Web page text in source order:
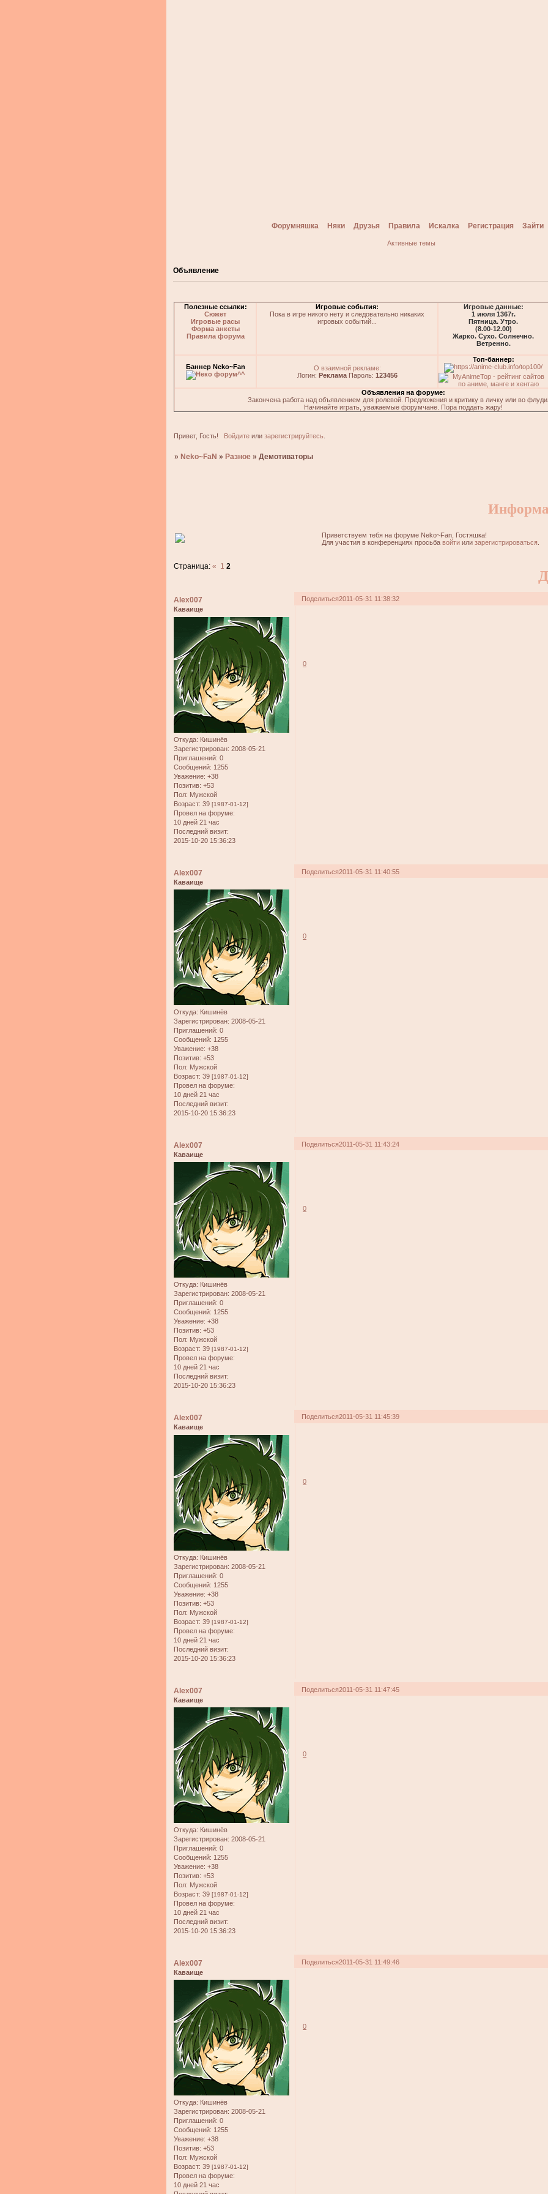
Форумняшка Няки Друзья Правила Искалка Регистрация Зайти
Активные темы
Объявление
Полезные ссылки:
Сюжет
Игровые расы
Форма анкеты
Правила форума
Игровые события:
Пока в игре никого нету и следовательно никаких
игровых событий...
Игровые данные:
1 июля 1367г.
Пятница. Утро.
(8.00-12.00)
Жарко. Сухо. Солнечно.
Ветренно.
Баннер Neko~Fan
О взаимной рекламе:
Логин: РекламаПароль: 123456
Топ-баннер:
Объявления на форуме:
Закончена работа над объявлением для ролевой. Предложения и критику в личку или во
Начинайте играть, уважаемые форумчане. Пора поддать жару!
Привет, Гость! Войдитеили зарегистрируйтесь.
» Neko~FaN » Разное »Демотиваторы
Приветствуем тебя на форуме Neko~Fan, Гостяшка!
Для участия в конференциях просьба войти или зарегистрироваться
Страница:« 1 2
Поделиться2011-05-31 11:38:32
Alex007
Каваище
Откуда: Кишинёв
Зарегистрирован: 2008-05-21
Приглашений: 0
Сообщений: 1255
Уважение: +38
Позитив: +53
Пол: Мужской
Возраст: 39 [1987-01-12]
Провел на форуме:
10 дней 21 час
Последний визит:
2015-10-20 15:36:23
0
Поделиться2011-05-31 11:40:55
Alex007
Каваище
Откуда: Кишинёв
Зарегистрирован: 2008-05-21
Приглашений: 0
Сообщений: 1255
Уважение: +38
Позитив: +53
Пол: Мужской
Возраст: 39 [1987-01-12]
Провел на форуме:
10 дней 21 час
Последний визит:
2015-10-20 15:36:23
0
Поделиться2011-05-31 11:43:24
Alex007
Каваище
Откуда: Кишинёв
Зарегистрирован: 2008-05-21
Приглашений: 0
Сообщений: 1255
Уважение: +38
Позитив: +53
Пол: Мужской
Возраст: 39 [1987-01-12]
Провел на форуме:
10 дней 21 час
Последний визит:
2015-10-20 15:36:23
0
Поделиться2011-05-31 11:45:39
Alex007
Каваище
Откуда: Кишинёв
Зарегистрирован: 2008-05-21
Приглашений: 0
Сообщений: 1255
Уважение: +38
Позитив: +53
Пол: Мужской
Возраст: 39 [1987-01-12]
Провел на форуме:
10 дней 21 час
Последний визит:
2015-10-20 15:36:23
0
Поделиться2011-05-31 11:47:45
Alex007
Каваище
Откуда: Кишинёв
Зарегистрирован: 2008-05-21
Приглашений: 0
Сообщений: 1255
Уважение: +38
Позитив: +53
Пол: Мужской
Возраст: 39 [1987-01-12]
Провел на форуме:
10 дней 21 час
Последний визит:
2015-10-20 15:36:23
0
Поделиться2011-05-31 11:49:46
Alex007
Каваище
Откуда: Кишинёв
Зарегистрирован: 2008-05-21
Приглашений: 0
Сообщений: 1255
Уважение: +38
Позитив: +53
Пол: Мужской
Возраст: 39 [1987-01-12]
Провел на форуме:
10 дней 21 час
0